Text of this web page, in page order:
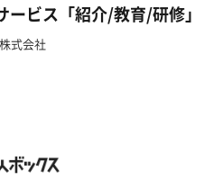
ビス「紹介/教育/研修」
式会社